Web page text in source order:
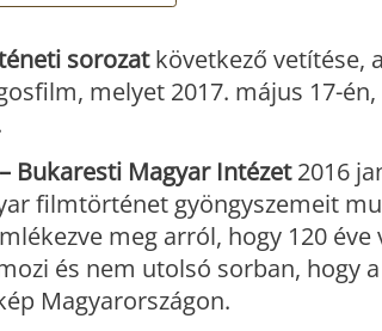
sorozatkövetkező vetítése,
melyet 2017. május 17-
Bukaresti Magyar Intézet2016
filmtörténet gyöngyszemeit
meg arról, hogy 120
és nem utolsó sorban, hogy
Magyarországon.